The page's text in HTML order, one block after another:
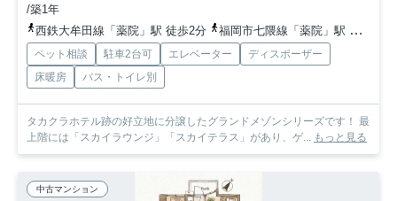
/築1年
西鉄大牟田線「薬院」駅 徒歩2分
福岡市七隈線「薬院」駅 徒歩3分
ペット相談 駐車2台可 エレベーター
ディスポーザー
床暖房
バス・トイレ別
タカクラホテル跡の好立地に分譲したグランドメゾンシリーズです！ 最
上階には「スカイラウンジ」「スカイテラス」があり、ゲ... もっと見る
中古マンション